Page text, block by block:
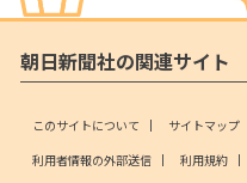
朝日新聞社の関連サイト
このサイトについて サイトマップ
利用者情報の外部送信
利用規約